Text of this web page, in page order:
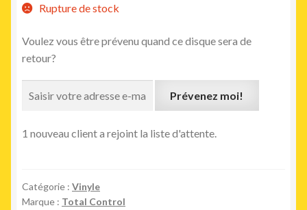
Rupture de stock
Voulez vous être prévenu quand ce disque sera de
retour?
Prévenez moi!
1 nouveau client a rejoint la liste d'attente.
Catégorie : Vinyle
Marque : Total Control